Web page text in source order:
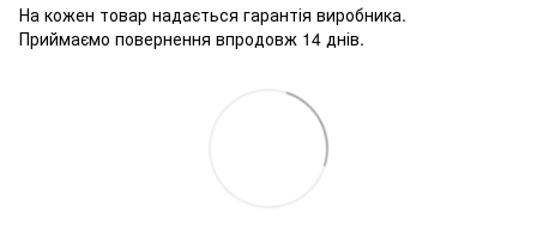
На кожен товар надається гарантія виробника.
Приймаємо повернення впродовж 14 днів.